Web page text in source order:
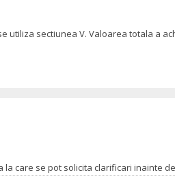
utiliza sectiunea V. Valoarea totala a